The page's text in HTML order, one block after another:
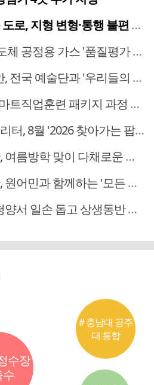
형 변형·통행 불편 해법 찾는다
정용 가스 '품질평가 체계' 구축
예술단과 '우리들의 하모니' 선보여
직업훈련 패키지 과정 3기' 모집
월 '2026 찾아가는 팝업놀이터' 운영
이 다채로운 독서문화 프로그램 운영
함께하는 '모든 영어 모든 독서' 운영
돕고 상생동반 친구맺기 봉사활동
수장
수
# 충남대 공주
대 통합